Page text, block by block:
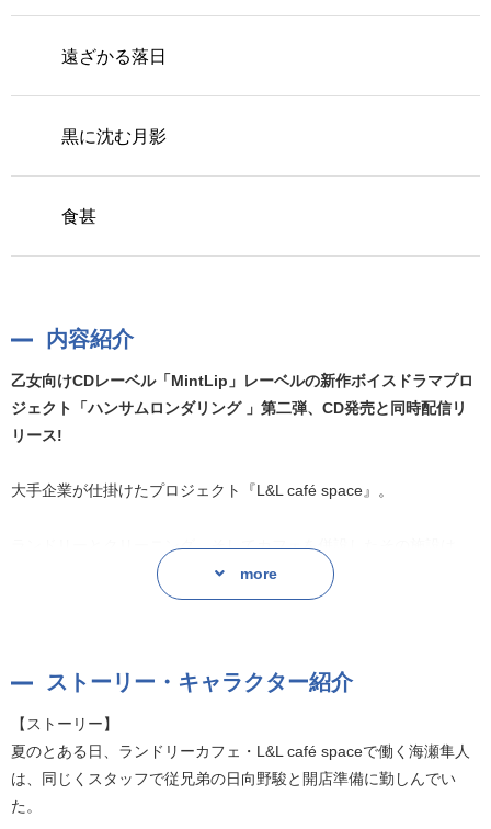
遠ざかる落日
黒に沈む月影
食甚
内容紹介
乙女向けCDレーベル「MintLip」レーベルの新作ボイスドラマプロ
ジェクト「ハンサムロンダリング 」第二弾、CD発売と同時配信リ
リース!
大手企業が仕掛けたプロジェクト『L&L café space』。
ランドリーとクリーニング、そしてカフェを併設したその施設は、
一躍人気スポットとなった。
そこに集うスタッフは全員、とある事情を抱えたワケアリ男子達。
が……。
特殊な事情を抱えた依頼人と、渦巻く不合理の中を奔走するワケア
リ男子達の群像劇!
キャラクターデザイン :わいあっと
more
ストーリー・キャラクター紹介
【ストーリー】
夏のとある日、ランドリーカフェ・L&L café spaceで働く海瀬隼人
は、同じくスタッフで従兄弟の日向野駿と開店準備に勤しんでい
た。